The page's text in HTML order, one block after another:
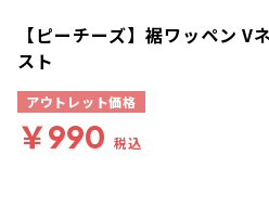
【ピーチーズ】裾ワッペン V
スト
アウトレット価格
￥990 税込